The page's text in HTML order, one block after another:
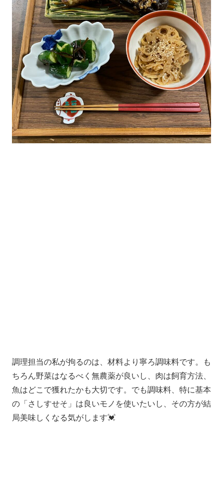
調理担当の私が拘るのは、材料より寧ろ調味料です。も
ちろん野菜はなるべく無農薬が良いし、肉は飼育方法、
魚はどこで獲れたかも大切です。でも調味料、特に基本
の「さしすせそ」は良いモノを使いたいし、その方が結
局美味しくなる気がします💓